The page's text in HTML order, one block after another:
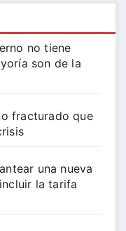
no tiene
son de la
fracturado que
una nueva
la tarifa